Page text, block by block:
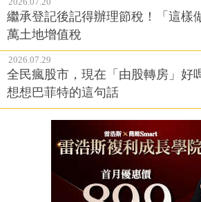
繼承登記後記得辦理節稅！「這樣
萬土地增值稅
2026.07.29
全民瘋股市，現在「由股轉房」好
想想巴菲特的這句話